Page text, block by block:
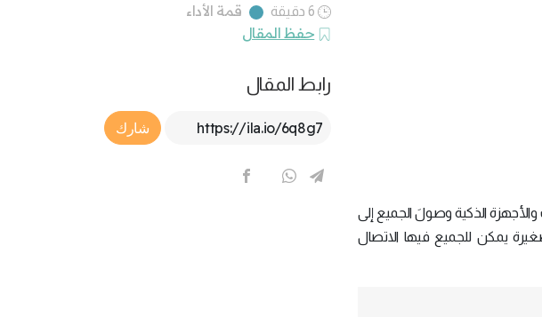
الذكية وصولَ الجميع إلى
يمكن للجميع فيها الاتصال
6 دقيقة
قمة الأداء
حفظ المقال
رابط المقال
Article Link
شارك